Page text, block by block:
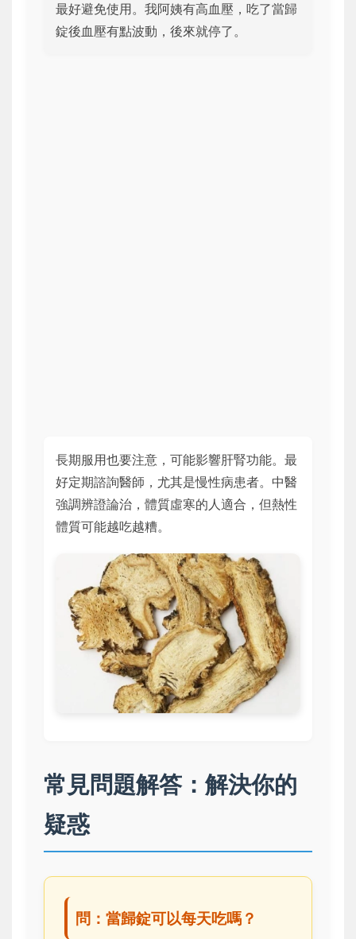
最好避免使用。我阿姨有高血壓，吃了當歸
錠後血壓有點波動，後來就停了。
長期服用也要注意，可能影響肝腎功能。最
好定期諮詢醫師，尤其是慢性病患者。中醫
強調辨證論治，體質虛寒的人適合，但熱性
體質可能越吃越糟。
常見問題解答：解決你的
疑惑
問：當歸錠可以每天吃嗎？